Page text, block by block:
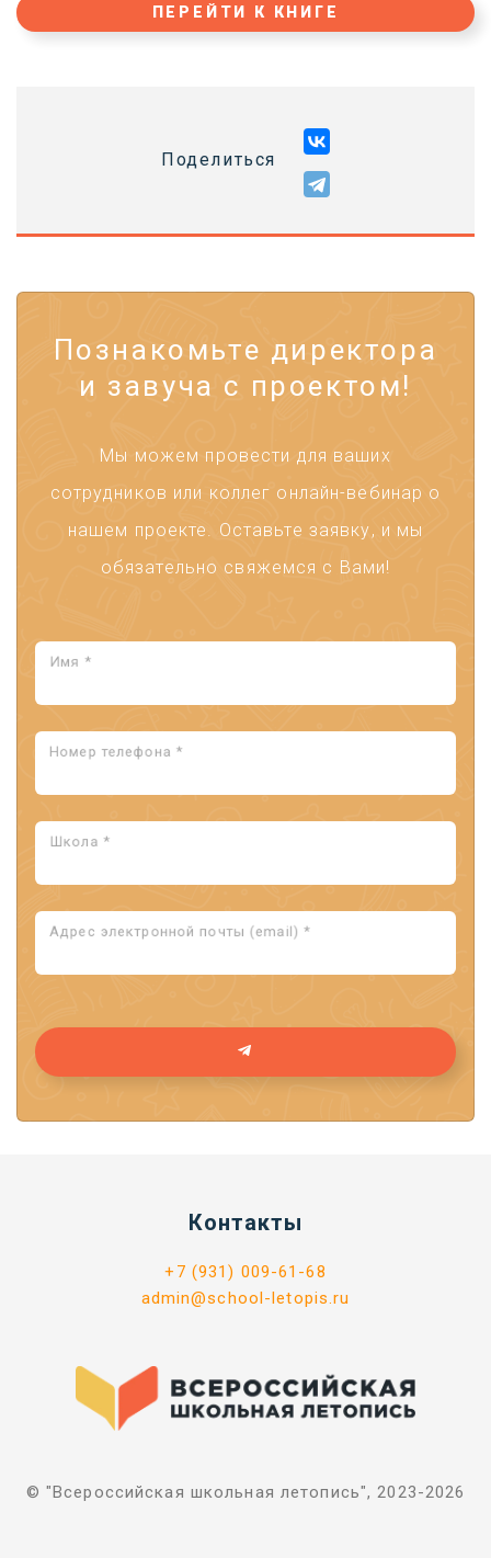
ПЕРЕЙТИ К КНИГЕ
Поделиться
Познакомьте директора
и завуча с проектом!
Мы можем провести для ваших
сотрудников или коллег онлайн-вебинар о
нашем проекте. Оставьте заявку, и мы
обязательно свяжемся с Вами!
Имя *
Номер телефона *
Школа *
Адрес электронной почты (email) *
Контакты
+7 (931) 009-61-68
admin@school-letopis.ru
© "Всероссийская школьная летопись", 2023-2026